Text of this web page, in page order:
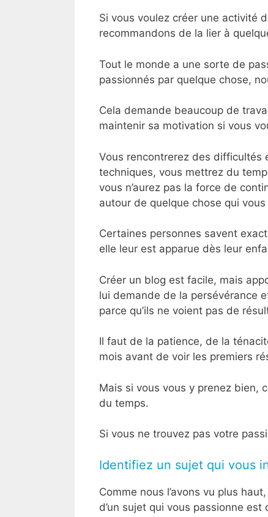
Si vous voulez créer une activité
recommandons de la lier à
Tout le monde a une sorte de
passionnés par quelque chose,
Cela demande beaucoup de
maintenir sa motivation si vous
Vous rencontrerez des difficultés
techniques, vous mettrez du
vous n’aurez pas la force de
autour de quelque chose qui
Certaines personnes savent
elle leur est apparue dès leur
Créer un blog est facile, mais
lui demande de la persévérance
parce qu’ils ne voient pas de
Il faut de la patience, de la
mois avant de voir les premiers
Mais si vous vous y prenez bien,
du temps.
Si vous ne trouvez pas votre
Identifiez un sujet qui vous
Comme nous l’avons vu plus
d’un sujet qui vous passionne